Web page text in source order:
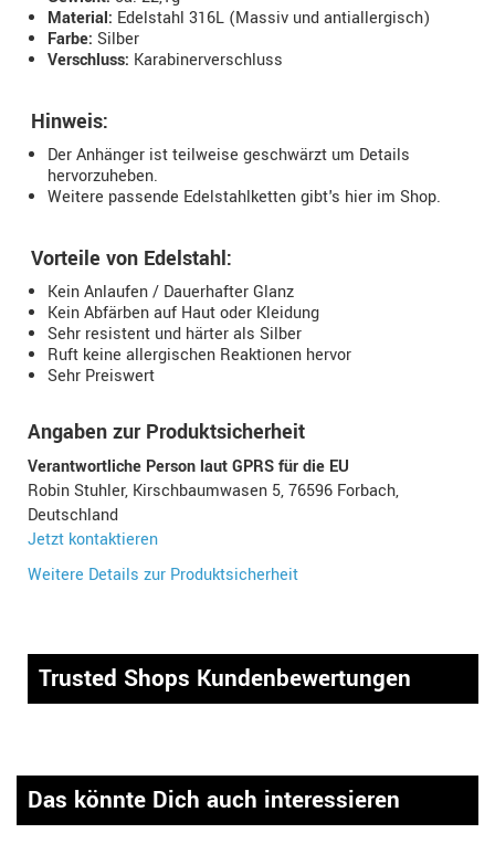
Material: Edelstahl 316L (Massiv und antiallergisch)
Farbe: Silber
Verschluss: Karabinerverschluss
Hinweis:
Der Anhänger ist teilweise geschwärzt um Details
hervorzuheben.
Weitere passende Edelstahlketten gibt's hier im Shop.
Vorteile von Edelstahl:
Kein Anlaufen / Dauerhafter Glanz
Kein Abfärben auf Haut oder Kleidung
Sehr resistent und härter als Silber
Ruft keine allergischen Reaktionen hervor
Sehr Preiswert
Angaben zur Produktsicherheit
Verantwortliche Person laut GPRS für die EU
Robin Stuhler, Kirschbaumwasen 5, 76596 Forbach,
Deutschland
Jetzt kontaktieren
Weitere Details zur Produktsicherheit
Trusted Shops Kundenbewertungen
Das könnte Dich auch interessieren